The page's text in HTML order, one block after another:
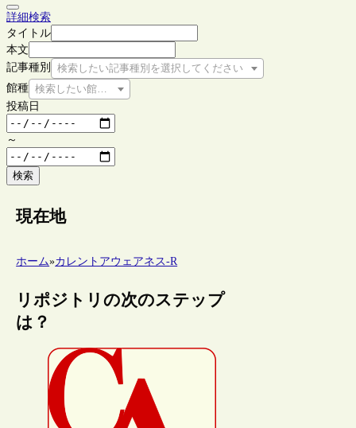
詳細検索
タイトル
本文
記事種別
検索したい記事種別を選択してください
館種 検索したい館種を選択してください
投稿日
～
検索
現在地
ホーム»カレントアウェアネス-R
リポジトリの次のステップ
は？